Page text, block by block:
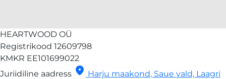
HEARTWOOD OÜ
Registrikood 12609798
KMKR EE101699022
Juriidiline aadress location_on Harju maakond, Saue vald, Laagri